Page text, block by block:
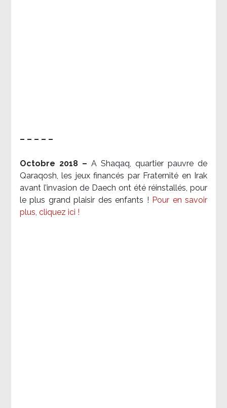
– – – – –
Octobre 2018 – A Shaqaq, quartier pauvre de
Qaraqosh, les jeux financés par Fraternité en Irak​
avant l’invasion de Daech ont été réinstallés, pour
le plus grand plaisir des enfants ! Pour en savoir
plus, cliquez ici !